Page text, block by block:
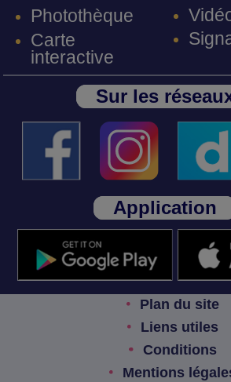
Photothèque
Carte
interactive
Sur les
Application
Plan du site
Liens utiles
Conditions
Mentions